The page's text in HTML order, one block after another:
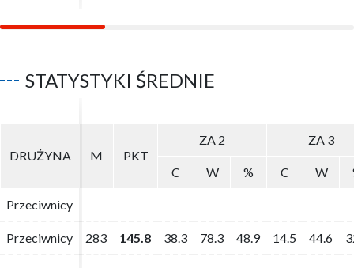
STATYSTYKI ŚREDNIE
DRUŻYNA M PKT
ZA 2 ZA 3
C W % C W
Przeciwnicy
Przeciwnicy 283 145.8 38.3 78.3 48.9 14.5 44.6
DRUŻYNA M PKT
ZA 2 ZA 3
C W % C W
Przeciwnicy
Przeciwnicy 283 145.8 38.3 78.3 48.9 14.5 44.6